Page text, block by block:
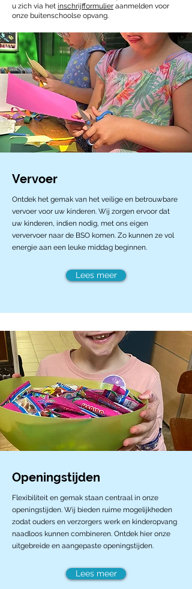
u zich via het inschrijfformulier aanmelden voor
onze buitenschoolse opvang.
Vervoer
Ontdek het gemak van het veilige en betrouwbare
vervoer voor uw kinderen. Wij zorgen ervoor dat
uw kinderen, indien nodig, met ons eigen
ververvoer naar de BSO komen. Zo kunnen ze vol
energie aan een leuke middag beginnen.
Lees meer
Openingstijden
Flexibiliteit en gemak staan centraal in onze
openingstijden. Wij bieden ruime mogelijkheden
zodat ouders en verzorgers werk en kinderopvang
naadloos kunnen combineren. Ontdek hier onze
uitgebreide en aangepaste openingstijden.
Lees meer